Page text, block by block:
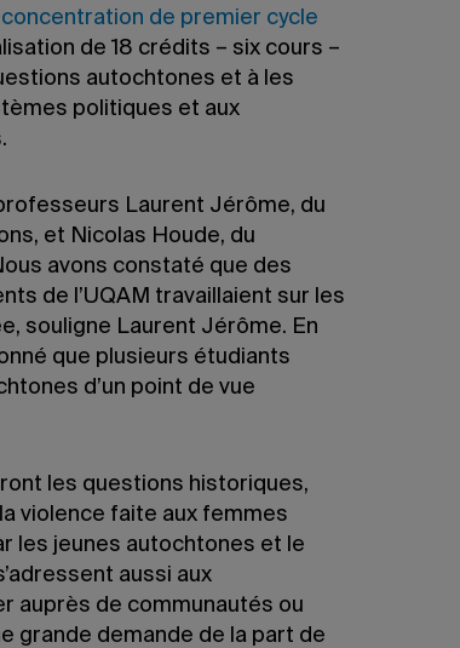
concentration de premier cycle
de 18 crédits – six cours –
autochtones et à les
politiques et aux
Laurent Jérôme, du
et Nicolas Houde, du
avons constaté que des
de l’UQAM travaillaient sur les
souligne Laurent Jérôme. En
que plusieurs étudiants
d’un point de vue
les questions historiques,
violence faite aux femmes
les jeunes autochtones et le
aussi aux
auprès de communautés ou
grande demande de la part de